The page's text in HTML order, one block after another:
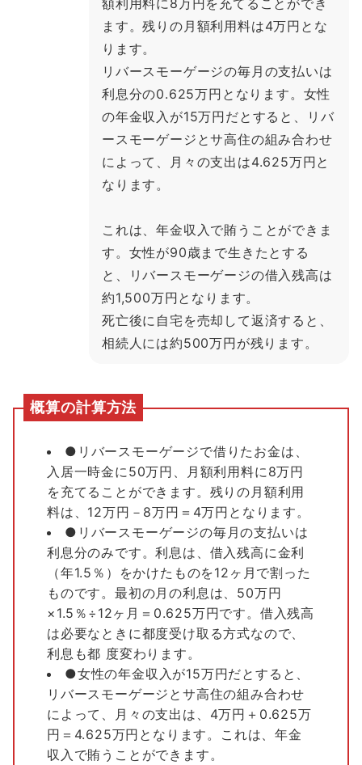
ます。残りの月額利用料は4万円とな
ります。
リバースモーゲージの毎月の支払いは
利息分の0.625万円となります。女性
の年金収入が15万円だとすると、リバ
ースモーゲージとサ高住の組み合わせ
によって、月々の支出は4.625万円と
なります。
これは、年金収入で賄うことができま
す。女性が90歳まで生きたとする
と、リバースモーゲージの借入残高は
約1,500万円となります。
死亡後に自宅を売却して返済すると、
相続人には約500万円が残ります。
概算の計算方法
●リバースモーゲージで借りたお金は、
入居一時金に50万円、月額利用料に8万円
を充てることができます。残りの月額利用
料は、12万円－8万円＝4万円となります。
●リバースモーゲージの毎月の支払いは
利息分のみです。利息は、借入残高に金利
（年1.5％）をかけたものを12ヶ月で割った
ものです。最初の月の利息は、50万円
×1.5％÷12ヶ月＝0.625万円です。借入残高
は必要なときに都度受け取る方式なので、
利息も都 度変わります。
●女性の年金収入が15万円だとすると、
リバースモーゲージとサ高住の組み合わせ
によって、月々の支出は、4万円＋0.625万
円＝4.625万円となります。これは、年金
収入で賄うことができます。